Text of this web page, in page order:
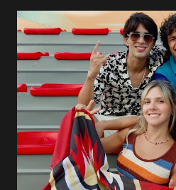
confessa a Gabriel que ele
pessoa que ela tanto desejou
entra no quarto de Gabriel e
encontro deles, quando
Paula sobre a suposta
Rogerio consegue se livrar de
desaparecimento de Francisco,
ter sido vítima da fúria de
que a clínica inseminou por